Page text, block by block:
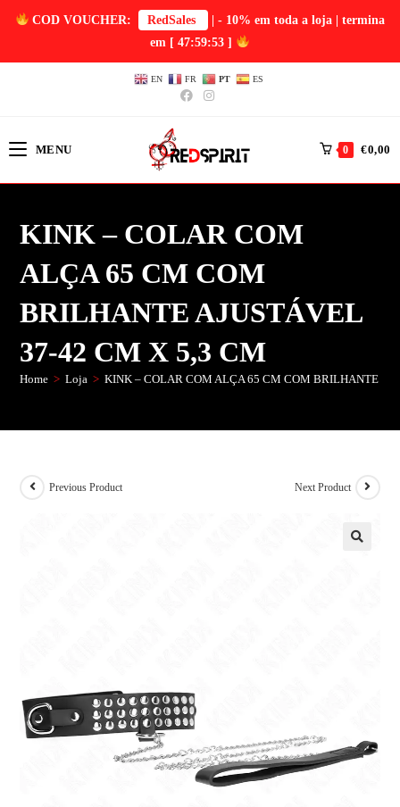
COD VOUCHER: RedSales
| - 10% em toda a loja | termina
em [ 47:59:52 ]
EN FR PT ES
MENU 0 €0,00
KINK – COLAR COM
ALÇA 65 CM COM
BRILHANTE AJUSTÁVEL
37-42 CM X 5,3 CM
Home > Loja > KINK – COLAR COM ALÇA 65 CM COM BRILHANTE
Previous Product Next Product